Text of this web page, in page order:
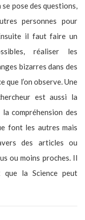
pose des questions,
personnes pour
il faut faire un
réaliser les
bizarres dans des
que l’on observe. Une
est aussi la
compréhension des
font les autres mais
des articles ou
ou moins proches. Il
que la Science peut